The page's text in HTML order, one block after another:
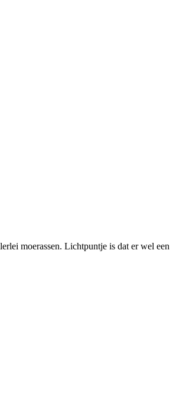
moerassen. Lichtpuntje is dat er wel een